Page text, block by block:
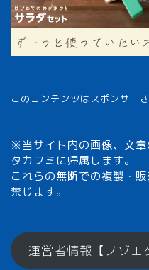
このコンテンツはスポンサー
※当サイト内の画像、文
タカフミに帰属します。
これらの無断での複製・
禁じます。
運営者情報【ノゾエ